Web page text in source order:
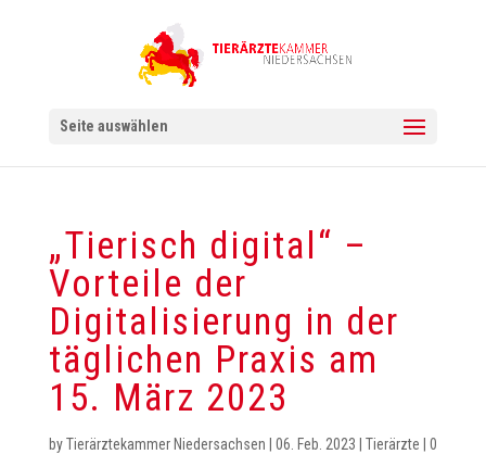
Seite auswählen
„Tierisch digital“ –
Vorteile der
Digitalisierung in der
täglichen Praxis am
15. März 2023
byTierärztekammer Niedersachsen 06. Feb. 2023 Tierärzte
0